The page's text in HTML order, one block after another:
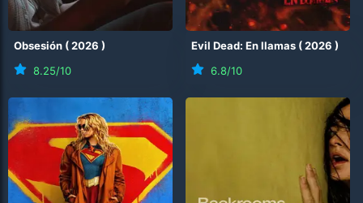
Obsesión (2026 )
8.25/10
Evil Dead: En llamas (2026 )
6.8/10